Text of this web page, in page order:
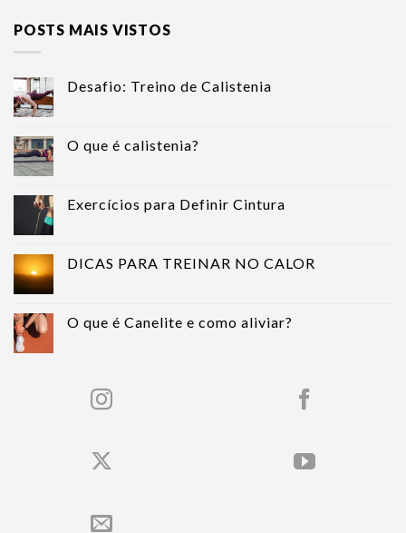
POSTS MAIS VISTOS
Desafio: Treino de Calistenia
O que é calistenia?
Exercícios para Definir Cintura
DICAS PARA TREINAR NO CALOR
O que é Canelite e como aliviar?